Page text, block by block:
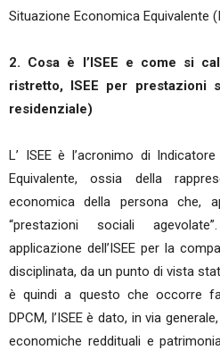
Situazione Economica Equivalente
2. Cosa è l’ISEE e come si
ristretto, ISEE per prestazioni
residenziale)
L’ ISEE è l’acronimo di
Equivalente, ossia della
economica della persona che,
“prestazioni sociali
applicazione dell’ISEE per la
disciplinata, da un punto di vista
è quindi a questo che occorre
DPCM, l’ISEE è dato, in via
economiche reddituali e